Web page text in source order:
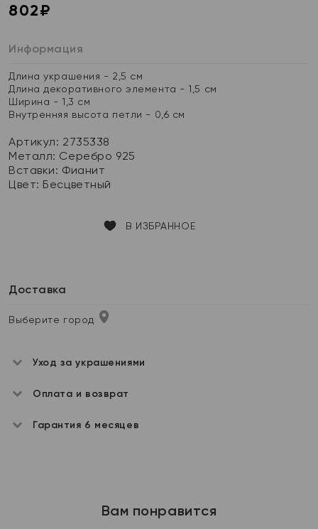
802₽
Информация
Длина украшения - 2,5 см
Длина декоративного элемента - 1,5 см
Ширина - 1,3 см
Внутренняя высота петли - 0,6 см
Артикул: 2735338
Металл: Серебро 925
Вставки: Фианит
Цвет: Бесцветный
В ИЗБРАННОЕ
Доставка
Выберите город
Уход за украшениями
Оплата и возврат
Гарантия 6 месяцев
Вам понравится